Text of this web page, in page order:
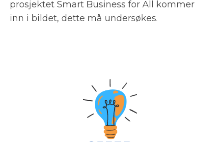
prosjektet Smart Business for All kommer
inn i bildet, dette må undersøkes.